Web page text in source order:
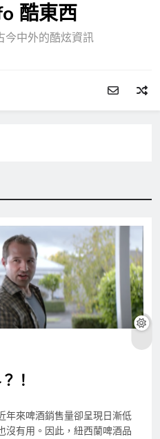
酷東西
今中外的酷炫資訊
！
年來啤酒銷售量卻呈現日漸低
沒有用。因此，紐西蘭啤酒品